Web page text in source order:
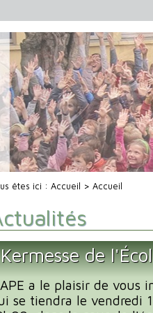
êtes ici : Accueil > Accueil
Kermesse de
a le plaisir de vous
se tiendra le vendredi